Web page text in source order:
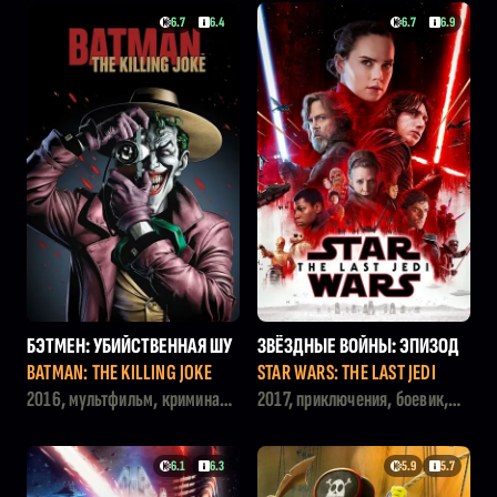
6.7 6.4
БЭТМЕН: УБИЙСТВЕННАЯ ШУ
ТКА
BATMAN: THE KILLING JOKE
2016, мультфильм, криминал,
6.7 6.9
ЗВЁЗДНЫЕ ВОЙНЫ: ЭПИЗОД
8 - ПОСЛЕДНИЕ ДЖЕДАИ
STAR WARS: THE LAST JEDI
2017, приключения, боевик,
6.1 6.3 5.9 5.7